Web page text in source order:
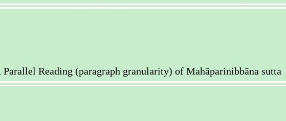
Reading (paragraph granularity) of Mahāparinibbāna sutta